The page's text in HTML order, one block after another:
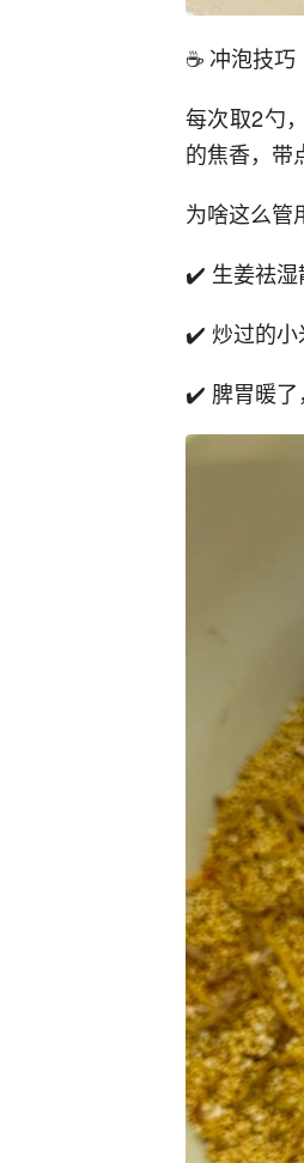
☕️ 冲泡技巧
每次取2勺
的焦香，带
为啥这么管
✔️ 生姜祛湿
✔️ 炒过的小
✔️ 脾胃暖了